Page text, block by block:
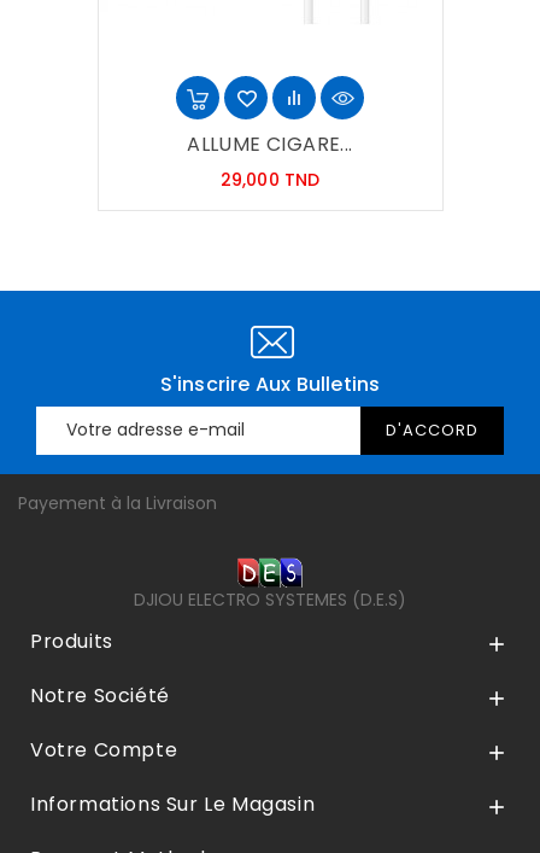
ALLUME CIGARE...
29,000 TNDPrix
S'inscrire Aux Bulletins
Payement à la Livraison
DJIOU ELECTRO SYSTEMES (D.E.S)
Produits 
Notre Société 
Votre Compte 
Informations Sur Le Magasin 